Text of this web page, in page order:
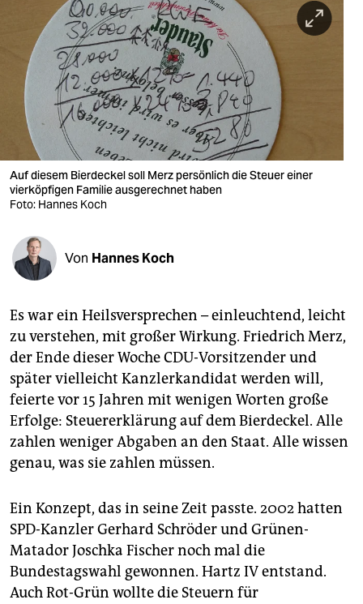
berlin
nord
wahrheit
verlag
verlag
veranstaltungen
fragen & hilfe
abo
genossenschaft
epaper login
Auf diesem Bierdeckel soll Merz persönlich die Steuer einer
vierköpfigen Familie ausgerechnet haben
Foto: Hannes Koch
Von Hannes Koch
Es war ein Heilsversprechen – einleuchtend, leicht
zu verstehen, mit großer Wirkung. Friedrich Merz,
der Ende dieser Woche CDU-Vorsitzender und
später vielleicht Kanzlerkandidat werden will,
feierte vor 15 Jahren mit wenigen Worten große
Erfolge: Steuererklärung auf dem Bierdeckel. Alle
zahlen weniger Abgaben an den Staat. Alle wissen
genau, was sie zahlen müssen.
Ein Konzept, das in seine Zeit passte. 2002 hatten
SPD-Kanzler Gerhard Schröder und Grünen-
Matador Joschka Fischer noch mal die
Bundestagswahl gewonnen. Hartz IV entstand.
Auch Rot-Grün wollte die Steuern für